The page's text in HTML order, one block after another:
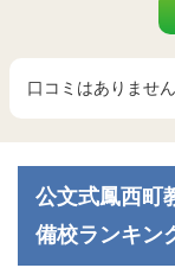
口コミはありません
公文式鳳西町
備校ランキン